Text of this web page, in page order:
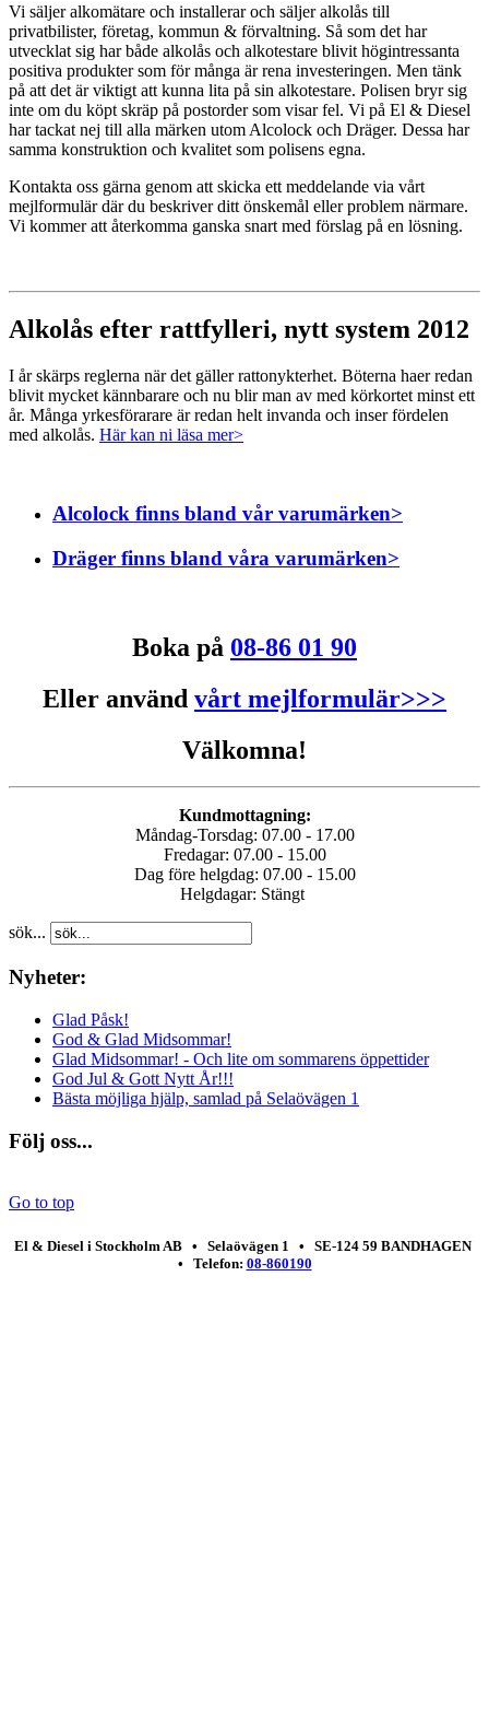
Vi säljer alkomätare och installerar och säljer alkolås till
privatbilister, företag, kommun & förvaltning. Så som det har
utvecklat sig har både alkolås och alkotestare blivit högintressanta
positiva produkter som för många är rena investeringen. Men tänk
på att det är viktigt att kunna lita på sin alkotestare. Polisen bryr sig
inte om du köpt skräp på postorder som visar fel. Vi på El & Diesel
har tackat nej till alla märken utom Alcolock och Dräger. Dessa har
samma konstruktion och kvalitet som polisens egna.
Kontakta oss gärna genom att skicka ett meddelande via vårt
mejlformulär där du beskriver ditt önskemål eller problem närmare.
Vi kommer att återkomma ganska snart med förslag på en lösning.
Alkolås efter rattfylleri, nytt system 2012
I år skärps reglerna när det gäller rattonykterhet. Böterna haer redan
blivit mycket kännbarare och nu blir man av med körkortet minst ett
år. Många yrkesförarare är redan helt invanda och inser fördelen
med alkolås. Här kan ni läsa mer>
Alcolock finns bland vår varumärken>
Dräger finns bland våra varumärken>
Boka på 08-86 01 90
Eller använd vårt mejlformulär>>>
Välkomna!
Kundmottagning:
Måndag-Torsdag: 07.00 - 17.00
Fredagar: 07.00 - 15.00
Dag före helgdag: 07.00 - 15.00
Helgdagar: Stängt
sök...
Nyheter:
Glad Påsk!
God & Glad Midsommar!
Glad Midsommar! - Och lite om sommarens öppettider
God Jul & Gott Nytt År!!!
Bästa möjliga hjälp, samlad på Selaövägen 1
Följ oss...
Go to top
El & Diesel i Stockholm AB • Selaövägen 1 • SE-124 59 BANDHAGEN
• Telefon: 08-860190